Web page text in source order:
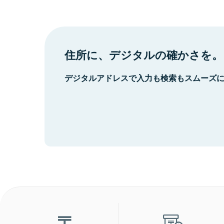
住所に、デジタルの確かさを。
デジタルアドレスで入力も検索もスムーズ